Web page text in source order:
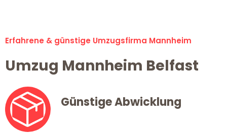
Erfahrene & günstige Umzugsfirma Mannheim
Umzug Mannheim Belfast
Günstige Abwicklung